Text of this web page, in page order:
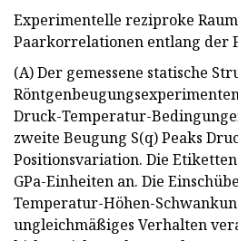
Experimentelle reziproke
Paarkorrelationen entlang der
(A) Der gemessene statische
Druck-Temperatur-
zweite Beugung S(q) Peaks
Positionsvariation. Die
GPa-Einheiten an. Die
Temperatur-Höhen-
ungleichmäßiges Verhalten